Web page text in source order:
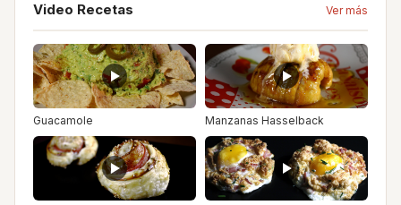
Video Recetas Ver más
Guacamole Manzanas Hasselback